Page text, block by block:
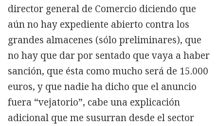
director general de Comercio diciendo que
aún no hay expediente abierto contra los
grandes almacenes (sólo preliminares), que
no hay que dar por sentado que vaya a haber
sanción, que ésta como mucho será de 15.000
euros, y que nadie ha dicho que el anuncio
fuera “vejatorio”, cabe una explicación
adicional que me susurran desde el sector